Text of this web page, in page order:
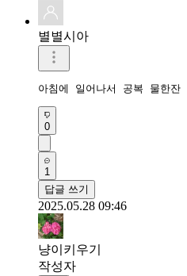
별별시아
아침에 일어나서 공복 물한잔
0
1
답글 쓰기
2025.05.28 09:46
냥이키우기
작성자